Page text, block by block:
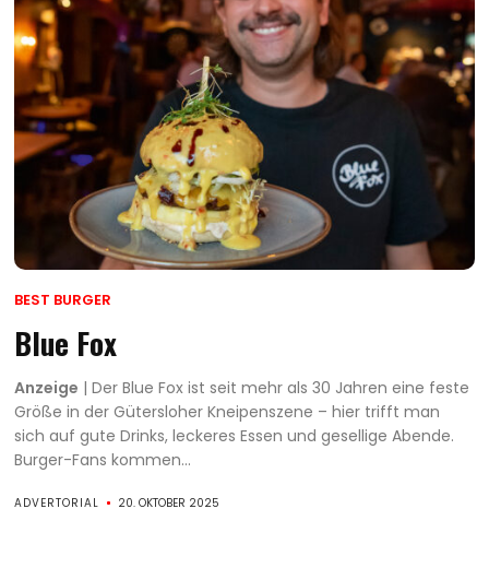
BEST BURGER
Blue Fox
Anzeige | Der Blue Fox ist seit mehr als 30 Jahren eine feste
Größe in der Gütersloher Kneipenszene – hier trifft man
sich auf gute Drinks, leckeres Essen und gesellige Abende.
Burger-Fans kommen...
ADVERTORIAL 20. OKTOBER 2025